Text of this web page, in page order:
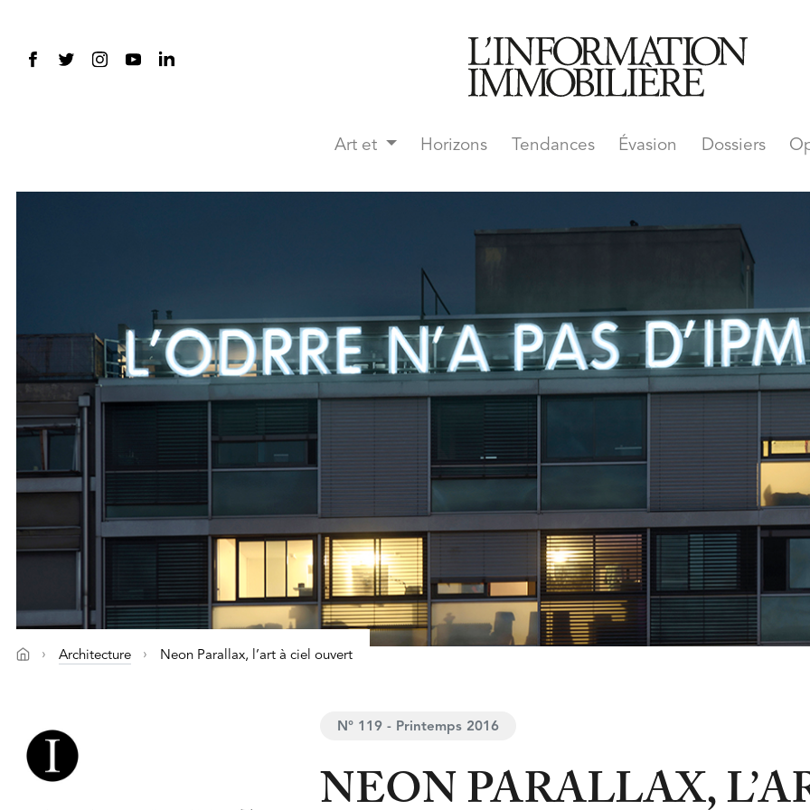
Art et Horizons Tendances Évasion Dossiers
Architecture Neon Parallax, l’art à ciel ouvert
N° 119 - Printemps 2016
NEON PARALLAX,